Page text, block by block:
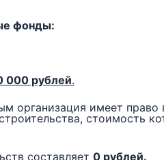
фонды:
000 рублей.
организация имеет право
стоимость
составляет 0 рублей.